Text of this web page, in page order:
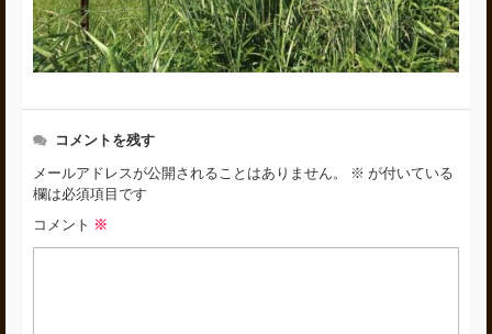
コメントを残す
メールアドレスが公開されることはありません。 ※ が付いている
欄は必須項目です
コメント ※